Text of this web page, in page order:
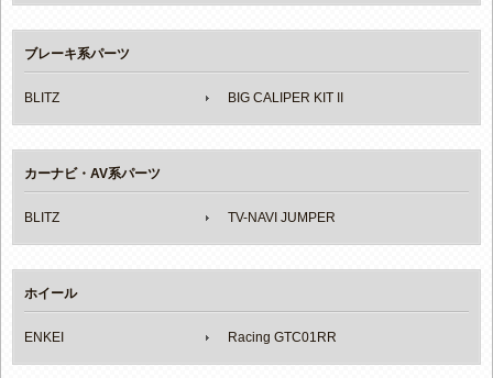
ブレーキ系パーツ
BLITZ BIG CALIPER KIT II
カーナビ・AV系パーツ
BLITZ TV-NAVI JUMPER
ホイール
ENKEI Racing GTC01RR